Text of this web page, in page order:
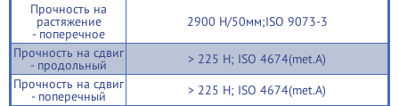
Прочность на
растяжение
- поперечное
2900 Н/50мм;ISO 9073-3
Прочность на сдвиг
- продольный
> 225 Н; ISO 4674(met.A)
Прочность на сдвиг
- поперечный
> 225 Н; ISO 4674(met.A)